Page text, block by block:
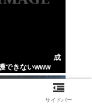
(2011-2019)の成
できないwww
サイドバー